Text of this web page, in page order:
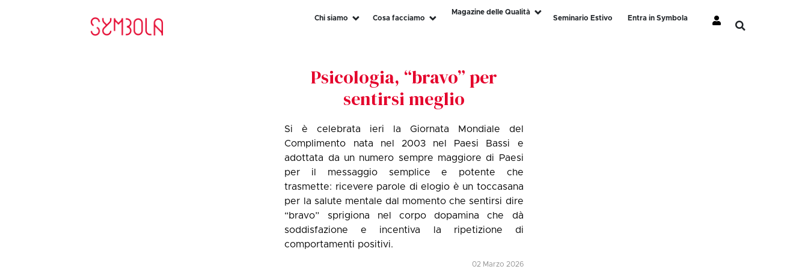
Chi siamo Cosa facciamo
Magazine delle Qualità
Seminario Estivo
Entra in Symbola
Psicologia, “bravo” per
sentirsi meglio
Si è celebrata ieri la Giornata Mondiale del
Complimento nata nel 2003 nel Paesi Bassi e
adottata da un numero sempre maggiore di Paesi
per il messaggio semplice e potente che
trasmette: ricevere parole di elogio è un toccasana
per la salute mentale dal momento che sentirsi dire
“bravo” sprigiona nel corpo dopamina che dà
soddisfazione e incentiva la ripetizione di
comportamenti positivi.
02 Marzo 2026